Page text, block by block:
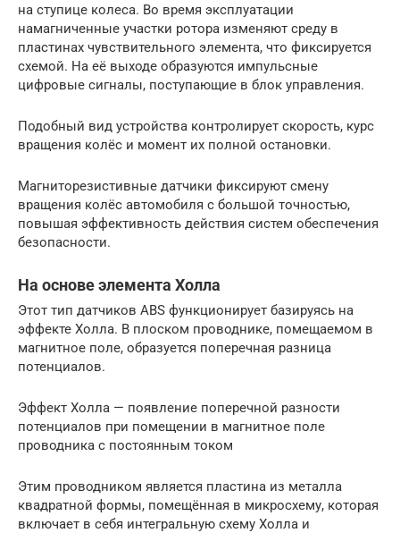
на ступице колеса. Во время эксплуатации
намагниченные участки ротора изменяют среду в
пластинах чувствительного элемента, что фиксируется
схемой. На её выходе образуются импульсные
цифровые сигналы, поступающие в блок управления.
Подобный вид устройства контролирует скорость, курс
вращения колёс и момент их полной остановки.
Магниторезистивные датчики фиксируют смену
вращения колёс автомобиля с большой точностью,
повышая эффективность действия систем обеспечения
безопасности.
На основе элемента Холла
Этот тип датчиков ABS функционирует базируясь на
эффекте Холла. В плоском проводнике, помещаемом в
магнитное поле, образуется поперечная разница
потенциалов.
Эффект Холла — появление поперечной разности
потенциалов при помещении в магнитное поле
проводника с постоянным током
Этим проводником является пластина из металла
квадратной формы, помещённая в микросхему, которая
включает в себя интегральную схему Холла и